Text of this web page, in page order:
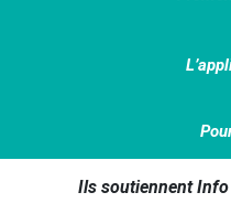
Ils soutiennent Info